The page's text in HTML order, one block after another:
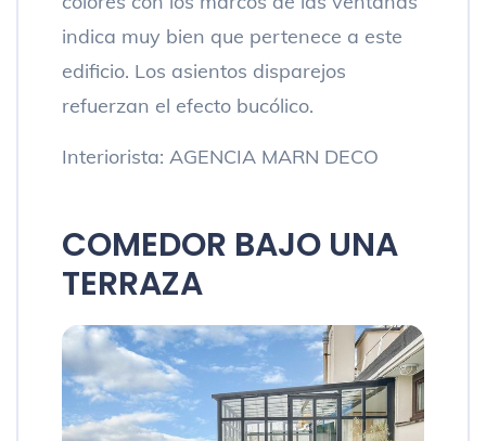
indica muy bien que pertenece a este
edificio. Los asientos disparejos
refuerzan el efecto bucólico.
Interiorista: AGENCIA MARN DECO
COMEDOR BAJO UNA
TERRAZA